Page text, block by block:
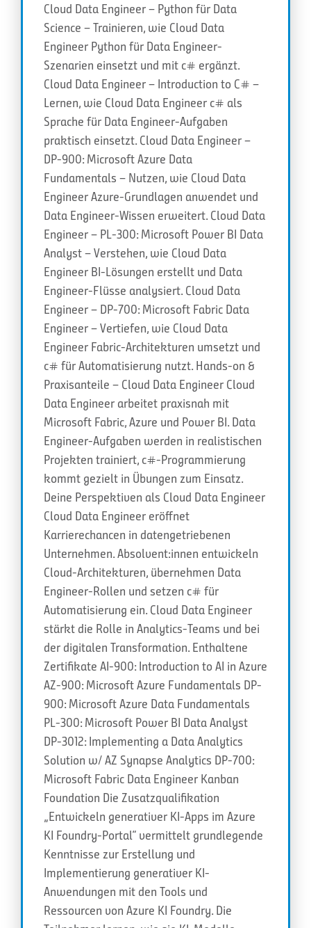
Cloud Data Engineer – Python für Data
Science – Trainieren, wie Cloud Data
Engineer Python für Data Engineer-
Szenarien einsetzt und mit c# ergänzt.
Cloud Data Engineer – Introduction to C# –
Lernen, wie Cloud Data Engineer c# als
Sprache für Data Engineer-Aufgaben
praktisch einsetzt. Cloud Data Engineer –
DP-900: Microsoft Azure Data
Fundamentals – Nutzen, wie Cloud Data
Engineer Azure-Grundlagen anwendet und
Data Engineer-Wissen erweitert. Cloud Data
Engineer – PL-300: Microsoft Power BI Data
Analyst – Verstehen, wie Cloud Data
Engineer BI-Lösungen erstellt und Data
Engineer-Flüsse analysiert. Cloud Data
Engineer – DP-700: Microsoft Fabric Data
Engineer – Vertiefen, wie Cloud Data
Engineer Fabric-Architekturen umsetzt und
c# für Automatisierung nutzt. Hands-on &
Praxisanteile – Cloud Data Engineer Cloud
Data Engineer arbeitet praxisnah mit
Microsoft Fabric, Azure und Power BI. Data
Engineer-Aufgaben werden in realistischen
Projekten trainiert, c#-Programmierung
kommt gezielt in Übungen zum Einsatz.
Deine Perspektiven als Cloud Data Engineer
Cloud Data Engineer eröffnet
Karrierechancen in datengetriebenen
Unternehmen. Absolvent:innen entwickeln
Cloud-Architekturen, übernehmen Data
Engineer-Rollen und setzen c# für
Automatisierung ein. Cloud Data Engineer
stärkt die Rolle in Analytics-Teams und bei
der digitalen Transformation. Enthaltene
Zertifikate AI-900: Introduction to AI in Azure
AZ-900: Microsoft Azure Fundamentals DP-
900: Microsoft Azure Data Fundamentals
PL-300: Microsoft Power BI Data Analyst
DP-3012: Implementing a Data Analytics
Solution w/ AZ Synapse Analytics DP-700:
Microsoft Fabric Data Engineer Kanban
Foundation Die Zusatzqualifikation
„Entwickeln generativer KI-Apps im Azure
KI Foundry-Portal“ vermittelt grundlegende
Kenntnisse zur Erstellung und
Implementierung generativer KI-
Anwendungen mit den Tools und
Ressourcen von Azure KI Foundry. Die